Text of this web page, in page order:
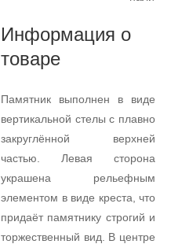
Информация о
товаре
Памятник выполнен в виде
вертикальной стелы с плавно
закруглённой верхней
частью. Левая сторона
украшена рельефным
элементом в виде креста, что
придаёт памятнику строгий и
торжественный вид. В центре